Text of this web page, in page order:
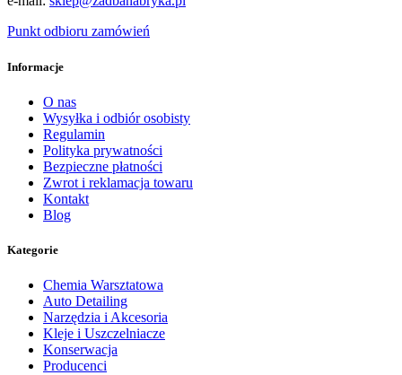
Punkt odbioru zamówień
Informacje
O nas
Wysyłka i odbiór osobisty
Regulamin
Polityka prywatności
Bezpieczne płatności
Zwrot i reklamacja towaru
Kontakt
Blog
Kategorie
Chemia Warsztatowa
Auto Detailing
Narzędzia i Akcesoria
Kleje i Uszczelniacze
Konserwacja
Producenci